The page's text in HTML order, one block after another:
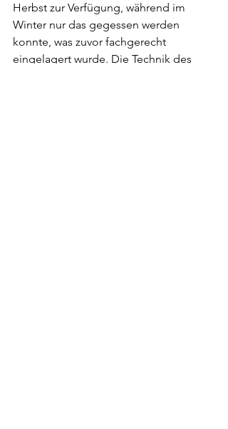
Herbst zur Verfügung, während im
Winter nur das gegessen werden
konnte, was zuvor fachgerecht
eingelagert wurde. Die Technik des